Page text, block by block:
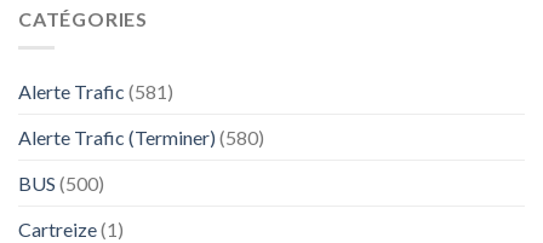
CATÉGORIES
Alerte Trafic (581)
Alerte Trafic (Terminer) (580)
BUS (500)
Cartreize(1)